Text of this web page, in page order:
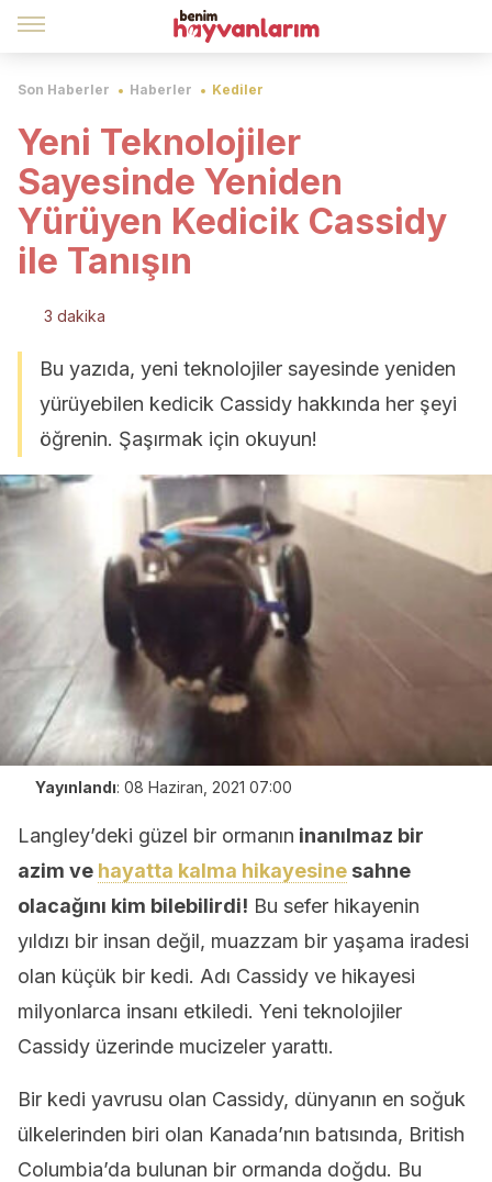
Son Haberler Haberler Kediler
Yeni Teknolojiler
Sayesinde Yeniden
Yürüyen Kedicik Cassidy
ile Tanışın
3 dakika
Bu yazıda, yeni teknolojiler sayesinde yeniden
yürüyebilen kedicik Cassidy hakkında her şeyi
öğrenin. Şaşırmak için okuyun!
Yayınlandı: 08 Haziran, 2021 07:00
Langley’deki güzel bir ormanın inanılmaz bir
azim ve hayatta kalma hikayesine sahne
olacağını kim bilebilirdi! Bu sefer hikayenin
yıldızı bir insan değil, muazzam bir yaşama iradesi
olan küçük bir kedi. Adı Cassidy ve hikayesi
milyonlarca insanı etkiledi. Yeni teknolojiler
Cassidy üzerinde mucizeler yarattı.
Bir kedi yavrusu olan Cassidy, dünyanın en soğuk
ülkelerinden biri olan Kanada’nın batısında, British
Columbia’da bulunan bir ormanda doğdu. Bu